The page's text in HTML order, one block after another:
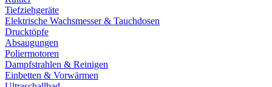
Tiefziehgeräte
Elektrische Wachsmesser & Tauchdosen
Drucktöpfe
Absaugungen
Poliermotoren
Dampfstrahlen & Reinigen
Einbetten & Vorwärmen